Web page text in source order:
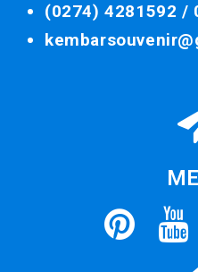
(0274) 4281592 /